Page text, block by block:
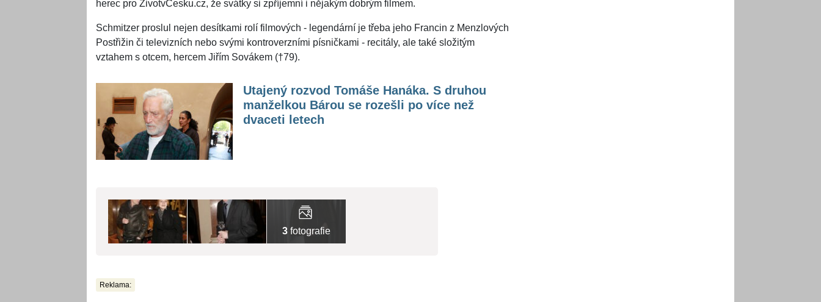
herec pro ŽivotvČesku.cz, že svátky si zpříjemní i nějakým dobrým filmem.
Schmitzer proslul nejen desítkami rolí filmových - legendární je třeba jeho Francin z Menzlových
Postřižin či televizních nebo svými kontroverzními písničkami - recitály, ale také složitým
vztahem s otcem, hercem Jiřím Sovákem (†79).
Utajený rozvod Tomáše Hanáka. S druhou
manželkou Bárou se rozešli po více než
dvaceti letech
3 fotografie
Reklama: